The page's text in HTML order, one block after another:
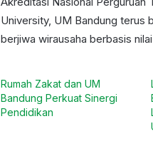
University, UM Bandung terus
berjiwa wirausaha berbasis
Rumah Zakat dan UM
Bandung Perkuat Sinergi
Pendidikan